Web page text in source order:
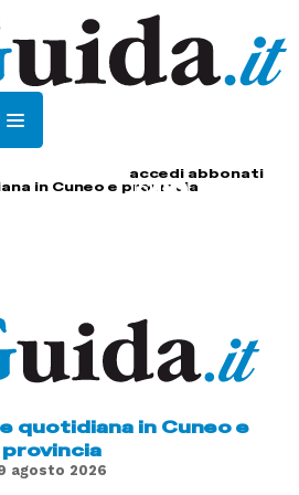
accedi abbonati
in Cuneo e provincia
quotidiana in Cuneo e
provincia
agosto 2026